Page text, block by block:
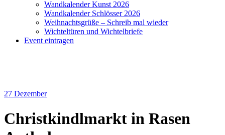
Wandkalender Kunst 2026
Wandkalender Schlösser 2026
Weihnachtsgrüße – Schreib mal wieder
Wichteltüren und Wichtelbriefe
Event eintragen
27 Dezember
Christkindlmarkt in Rasen